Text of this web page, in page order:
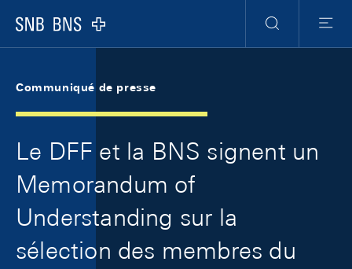
Logo
RechercheMenu
Communiqué de presse
Le DFF et la BNS signent un
Memorandum of
Understanding sur la
sélection des membres du